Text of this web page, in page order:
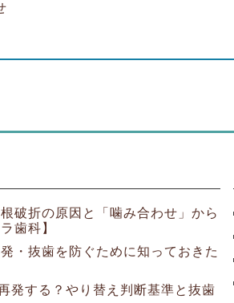
破折の原因と「噛み合わせ」から
歯科】
・抜歯を防ぐために知っておきた
発する？やり替え判断基準と抜歯